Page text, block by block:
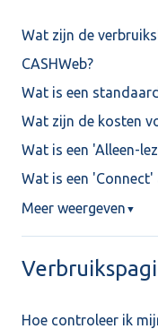
Wat zijn de
CASHWeb?
Wat is een
Wat zijn de kosten
Wat is een 'Alleen-
Wat is een
Meer weergeven ▼
Hoe controleer ik